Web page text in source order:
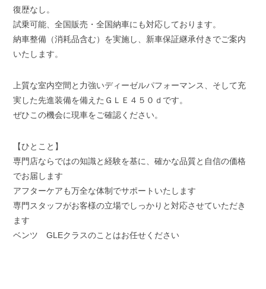
復歴なし。
試乗可能、全国販売・全国納車にも対応しております。
納車整備（消耗品含む）を実施し、新車保証継承付きでご案内
いたします。
上質な室内空間と力強いディーゼルパフォーマンス、そして充
実した先進装備を備えたＧＬＥ４５０ｄです。
ぜひこの機会に現車をご確認ください。
【ひとこと】
専門店ならではの知識と経験を基に、確かな品質と自信の価格
でお届します
アフターケアも万全な体制でサポートいたします
専門スタッフがお客様の立場でしっかりと対応させていただき
ます
ベンツ GLEクラスのことはお任せください